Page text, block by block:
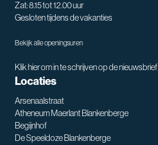
Zat: 8.15 tot 12.00 uur
Gesloten tijdens de vakanties
Bekijk alle openingsuren
Klik hier om in te schrijven op de nieuwsbrief
Locaties
Arsenaalstraat
Atheneum Maerlant Blankenberge
Begijnhof
De Speeldoze Blankenberge